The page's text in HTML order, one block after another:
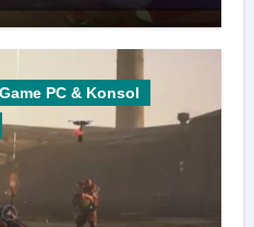
Game PC & Konsol